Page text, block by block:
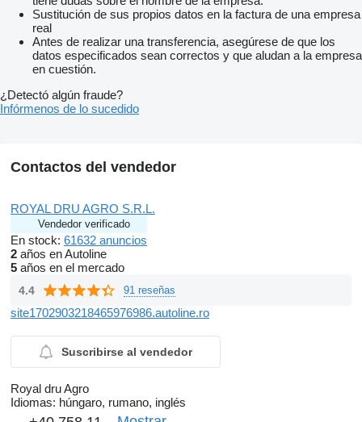
Sustitución de sus propios datos en la factura de una empresa
real
Antes de realizar una transferencia, asegúrese de que los
datos especificados sean correctos y que aludan a la empresa
en cuestión.
¿Detectó algún fraude?
Infórmenos de lo sucedido
Contactos del vendedor
ROYAL DRU AGRO S.R.L.
Vendedor verificado
En stock: 61632 anuncios
2 años en Autoline
5 años en el mercado
4.4 91 reseñas
site1702903218465976986.autoline.ro
Suscribirse al vendedor
Royal dru Agro
Idiomas: húngaro, rumano, inglés